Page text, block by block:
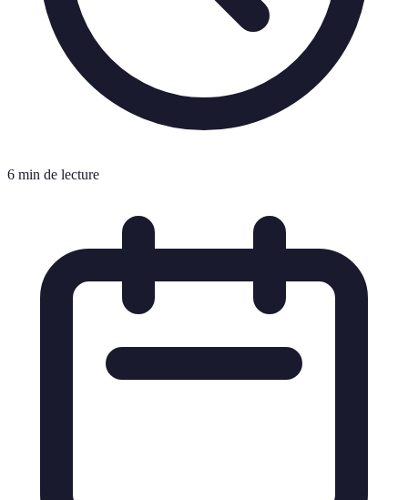
6 min de lecture